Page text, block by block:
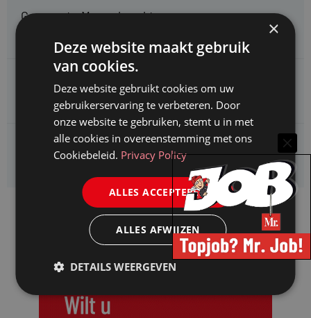
Gemeente Meppel zoekt een
Juridisch adviseur (junior)
Kifid zoekt een
Jurist- secretaris
×
Deze website maakt gebruik
van cookies.
Deze website gebruikt cookies om uw
gebruikerservaring te verbeteren. Door
onze website te gebruiken, stemt u in met
alle cookies in overeenstemming met ons
Cookiebeleid. Privacy Policy
ALLES ACCEPTEREN
ALLES AFWIJZEN
DETAILS WEERGEVEN